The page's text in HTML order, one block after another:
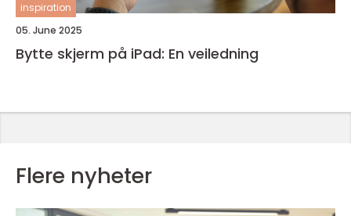
inspiration
05. June 2025
Bytte skjerm på iPad: En veiledning
Flere nyheter